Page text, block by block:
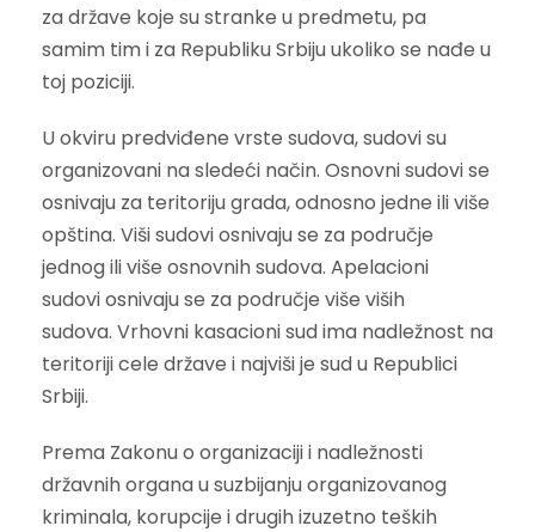
za države koje su stranke u predmetu, pa
samim tim i za Republiku Srbiju ukoliko se nađe u
toj poziciji.
U okviru predviđene vrste sudova, sudovi su
organizovani na sledeći način. Osnovni sudovi se
osnivaju za teritoriju grada, odnosno jedne ili više
opština. Viši sudovi osnivaju se za područje
jednog ili više osnovnih sudova. Apelacioni
sudovi osnivaju se za područje više viših
sudova. Vrhovni kasacioni sud ima nadležnost na
teritoriji cele države i najviši je sud u Republici
Srbiji.
Prema Zakonu o organizaciji i nadležnosti
državnih organa u suzbijanju organizovanog
kriminala, korupcije i drugih izuzetno teških